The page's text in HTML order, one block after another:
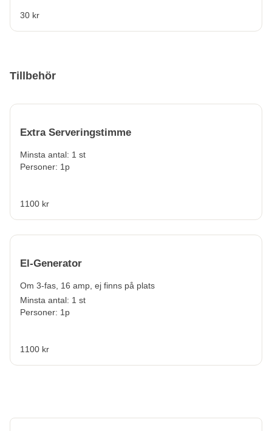
30 kr
Tillbehör
Extra Serveringstimme
Minsta antal: 1 st
Personer: 1p
1100 kr
El-Generator
Om 3-fas, 16 amp, ej finns på plats
Minsta antal: 1 st
Personer: 1p
1100 kr